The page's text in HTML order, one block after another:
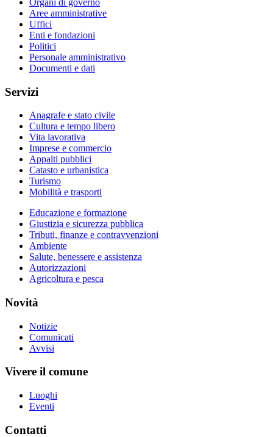
Aree amministrative
Uffici
Enti e fondazioni
Politici
Personale amministrativo
Documenti e dati
Servizi
Anagrafe e stato civile
Cultura e tempo libero
Vita lavorativa
Imprese e commercio
Appalti pubblici
Catasto e urbanistica
Turismo
Mobilità e trasporti
Educazione e formazione
Giustizia e sicurezza pubblica
Tributi, finanze e contravvenzioni
Ambiente
Salute, benessere e assistenza
Autorizzazioni
Agricoltura e pesca
Novità
Notizie
Comunicati
Avvisi
Vivere il comune
Luoghi
Eventi
Contatti